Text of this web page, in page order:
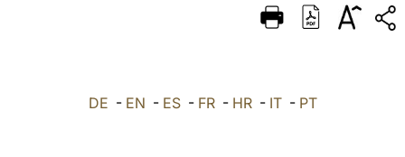
DEUTSCH
العربيّة DE - EN - ES- FR- HR- IT- PT